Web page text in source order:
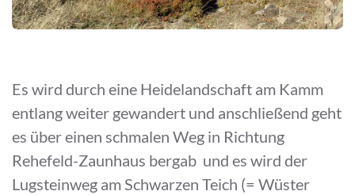
Es wird durch eine Heidelandschaft am Kamm
entlang weiter gewandert und anschließend geht
es über einen schmalen Weg in Richtung
Rehefeld-Zaunhaus bergab und es wird der
Lugsteinweg am Schwarzen Teich (= Wüster